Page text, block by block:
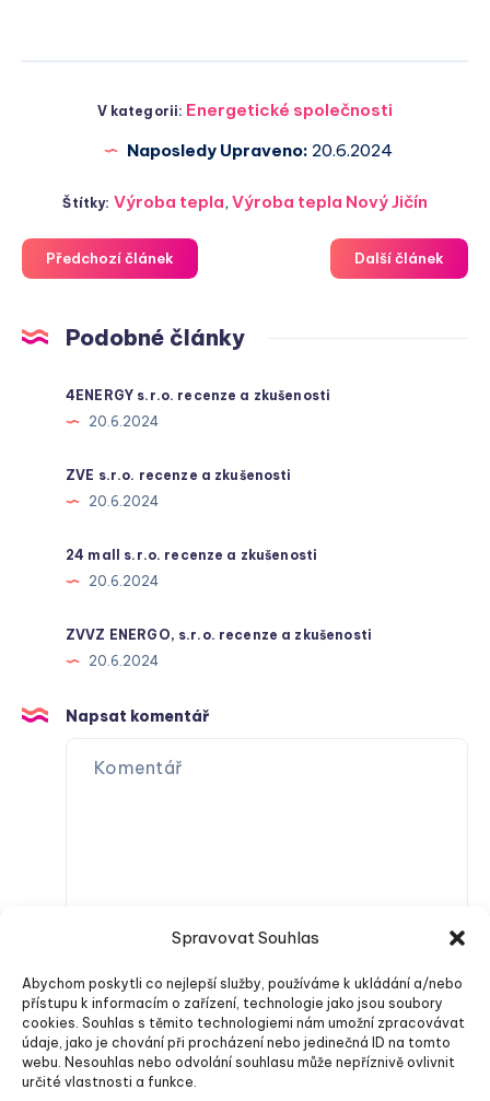
Spravovat Souhlas
Abychom poskytli co nejlepší služby, používáme k ukládání a/nebo
přístupu k informacím o zařízení, technologie jako jsou soubory
cookies. Souhlas s těmito technologiemi nám umožní zpracovávat
údaje, jako je chování při procházení nebo jedinečná ID na tomto
webu. Nesouhlas nebo odvolání souhlasu může nepříznivě ovlivnit
určité vlastnosti a funkce.
V kategorii: Energetické společnosti
Naposledy Upraveno: 20.6.2024
Štítky: Výroba tepla, Výroba tepla Nový Jičín
Předchozí článek Další článek
Podobné články
4ENERGY s.r.o. recenze a zkušenosti
20.6.2024
ZVE s.r.o. recenze a zkušenosti
20.6.2024
24 mall s.r.o. recenze a zkušenosti
20.6.2024
ZVVZ ENERGO, s.r.o. recenze a zkušenosti
20.6.2024
Napsat komentář